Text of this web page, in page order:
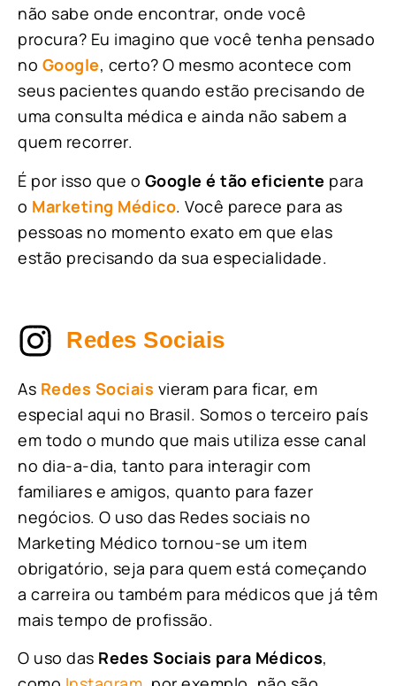
não sabe onde encontrar, onde você
procura? Eu imagino que você tenha pensado
no Google, certo? O mesmo acontece com
seus pacientes quando estão precisando de
uma consulta médica e ainda não sabem a
quem recorrer.
É por isso que o Google é tão eficiente para
o Marketing Médico. Você parece para as
pessoas no momento exato em que elas
estão precisando da sua especialidade.
Redes Sociais
As Redes Sociais vieram para ficar, em
especial aqui no Brasil. Somos o terceiro país
em todo o mundo que mais utiliza esse canal
no dia-a-dia, tanto para interagir com
familiares e amigos, quanto para fazer
negócios. O uso das Redes sociais no
Marketing Médico tornou-se um item
obrigatório, seja para quem está começando
a carreira ou também para médicos que já têm
mais tempo de profissão.
O uso das Redes Sociais para Médicos,